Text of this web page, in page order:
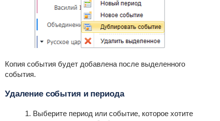
Копия события будет добавлена после выделенного
события.
Удаление события и периода
Выберите период или событие, которое хотите